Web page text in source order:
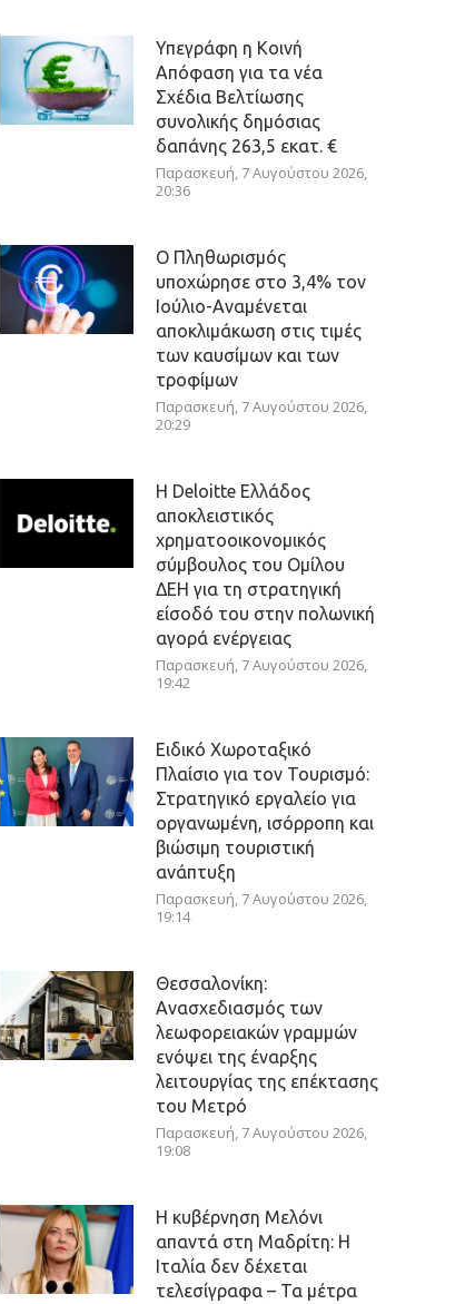
Υπεγράφη η Κοινή
Απόφαση για τα νέα
Σχέδια Βελτίωσης
συνολικής δημόσιας
δαπάνης 263,5 εκατ. €
Παρασκευή, 7 Αυγούστου 2026,
20:36
Ο Πληθωρισμός
υποχώρησε στο 3,4% τον
Ιούλιο-Αναμένεται
αποκλιμάκωση στις τιμές
των καυσίμων και των
τροφίμων
Παρασκευή, 7 Αυγούστου 2026,
20:29
Η Deloitte Ελλάδος
αποκλειστικός
χρηματοοικονομικός
σύμβουλος του Ομίλου
ΔΕΗ για τη στρατηγική
είσοδό του στην πολωνική
αγορά ενέργειας
Παρασκευή, 7 Αυγούστου 2026,
19:42
Ειδικό Χωροταξικό
Πλαίσιο για τον Τουρισμό:
Στρατηγικό εργαλείο για
οργανωμένη, ισόρροπη και
βιώσιμη τουριστική
ανάπτυξη
Παρασκευή, 7 Αυγούστου 2026,
19:14
Θεσσαλονίκη:
Ανασχεδιασμός των
λεωφορειακών γραμμών
ενόψει της έναρξης
λειτουργίας της επέκτασης
του Μετρό
Παρασκευή, 7 Αυγούστου 2026,
19:08
Η κυβέρνηση Μελόνι
απαντά στη Μαδρίτη: Η
Ιταλία δεν δέχεται
τελεσίγραφα – Τα μέτρα